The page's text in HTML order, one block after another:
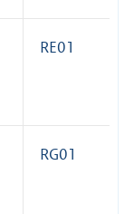
RE01
RG01